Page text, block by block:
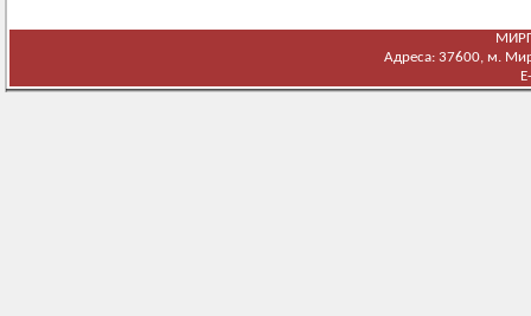
Адреса: 37600, м.